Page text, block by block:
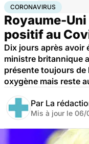
AccueilSantéMaladies
CORONAVIRUS
Royaume-
positif au
Dix jours après avoir
ministre britannique
présente toujours de
oxygène mais reste
Par La
Mis à jour le 06/